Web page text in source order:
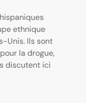
ethnique
Unis. Ils sont
la drogue,
discutent ici